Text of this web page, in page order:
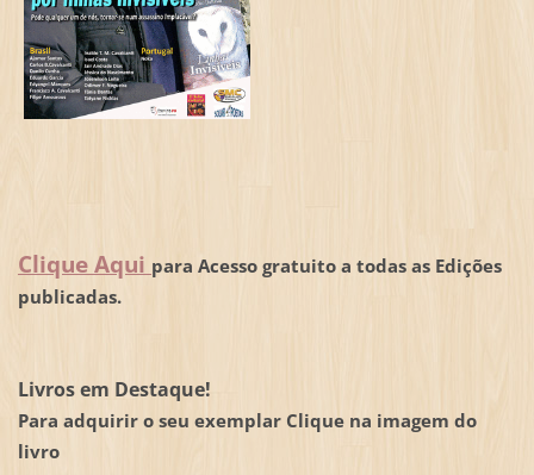
Clique Aqui para Acesso gratuito a todas as Edições
publicadas.
Livros em Destaque!
Para adquirir o seu exemplar Clique na imagem do
livro